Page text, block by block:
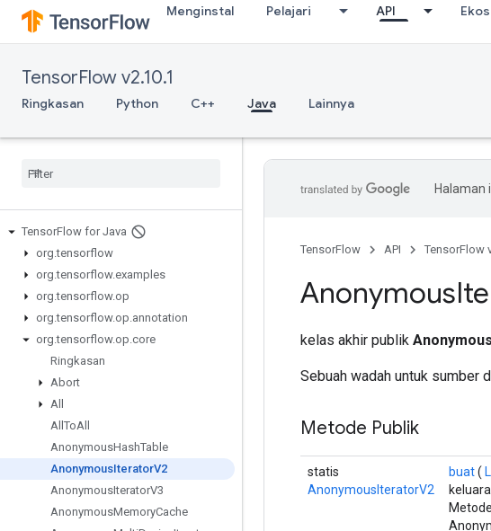
Menginstal Pelajari API
TensorFlow v2.10.1
Ringkasan Python C++ Java Lainnya
TensorFlow for Java
org.tensorflow
org.tensorflow.examples
org.tensorflow.op
org.tensorflow.op.annotation
org.tensorflow.op.core
Ringkasan
Abort
All
All ToAll
AnonymousHashTable
AnonymousIteratorV2
AnonymousIteratorV3
AnonymousMemoryCache
Halaman
TensorFlow API TensorFlow
Anonymous
kelas akhir publik
Sebuah wadah untuk sumber
Metode Publik
statis
AnonymousIteratorV2
buat(